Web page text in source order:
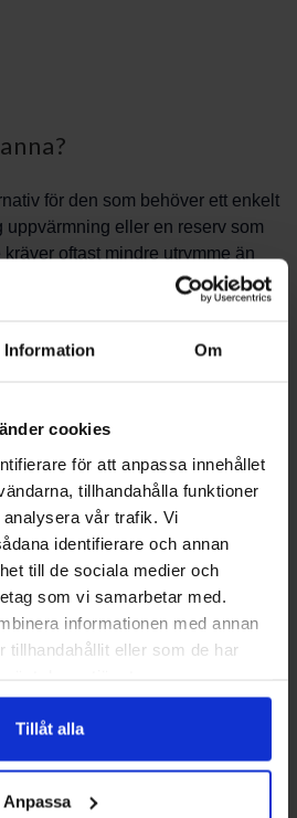
Information Om
cookies
för att anpassa innehållet
tillhandahålla funktioner
vår trafik. Vi
identifierare och annan
till de sociala medier och
som vi samarbetar med.
informationen med annan
tillhandahållit eller som de har
Tillåt alla
Anpassa
för den som behöver ett enkelt
uppvärmning eller en reserv som
oftast mindre utrymme än
kan installeras i många typer av
och drift är relativt
i större byggnader.
förutsättningar
är det viktigt att ta hänsyn till
och enkel åtkomst för
AB kan informera om
inför installation och vilka
innan arbetet påbörjas. Vi
installatör eller elektriker för att
service ger trygghet i driften. Vi
tillverkarens
och kontrollerar systemet